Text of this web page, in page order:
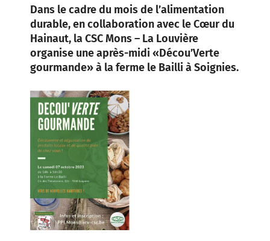
Dans le cadre du mois de l’alimentation
durable, en collaboration avec le Cœur du
Hainaut, la CSC Mons – La Louvière
organise une après-midi «Décou’Verte
gourmande» à la ferme le Bailli à Soignies.